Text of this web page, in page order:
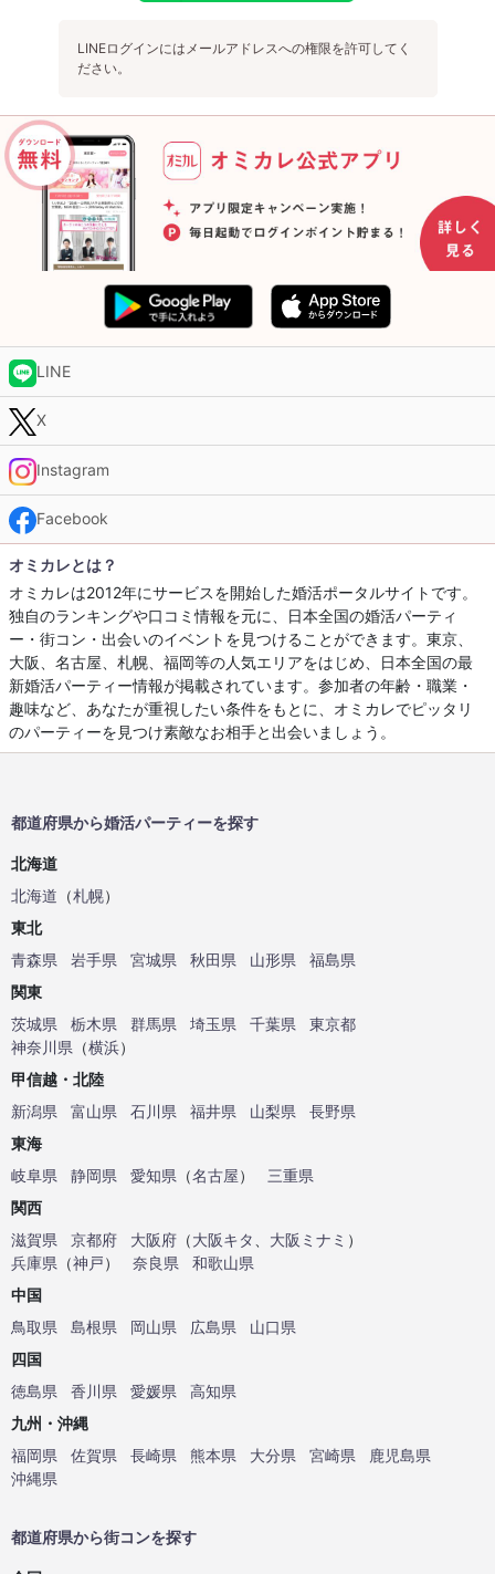
LINEログインにはメールアドレスへの権限を許可してく
ださい。
LINE
X
Instagram
Facebook
オミカレとは？
オミカレは2012年にサービスを開始した婚活ポータルサイトです。
独自のランキングや口コミ情報を元に、日本全国の婚活パーティ
ー・街コン・出会いのイベントを見つけることができます。東京、
大阪、名古屋、札幌、福岡等の人気エリアをはじめ、日本全国の最
新婚活パーティー情報が掲載されています。参加者の年齢・職業・
趣味など、あなたが重視したい条件をもとに、オミカレでピッタリ
のパーティーを見つけ素敵なお相手と出会いましょう。
都道府県から婚活パーティーを探す
北海道
北海道 （札幌）
東北
青森県
岩手県 宮城県 秋田県 山形県
福島県
関東
茨城県
栃木県 群馬県 埼玉県 千葉県
東京都
神奈川県 （横浜）
甲信越・北陸
新潟県
富山県 石川県 福井県 山梨県
長野県
東海
岐阜県
静岡県 愛知県 （名古屋）
三重県
関西
滋賀県
京都府 大阪府 （大阪キタ 大阪ミナミ ）
兵庫県 （神戸） 奈良県
和歌山県
中国
鳥取県
島根県 岡山県 広島県
山口県
四国
徳島県
香川県 愛媛県
高知県
九州・沖縄
福岡県
佐賀県 長崎県 熊本県 大分県 宮崎県
鹿児島県
沖縄県
都道府県から街コンを探す